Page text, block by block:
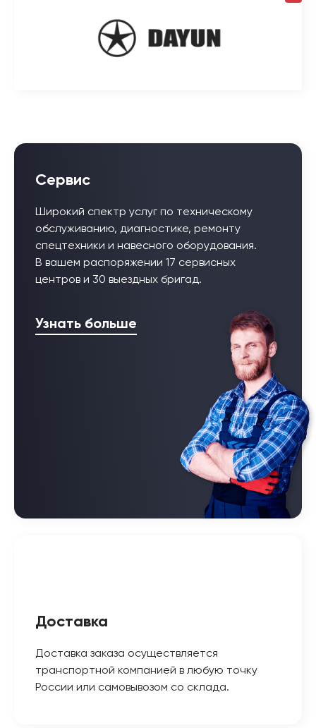
Сервис
Широкий спектр услуг по техническому
обслуживанию, диагностике, ремонту
спецтехники и навесного оборудования.
В вашем распоряжении 17 сервисных
центров и 30 выездных бригад.
Узнать больше
Доставка
Доставка заказа осуществляется
транспортной компанией в любую точку
России или самовывозом со склада.